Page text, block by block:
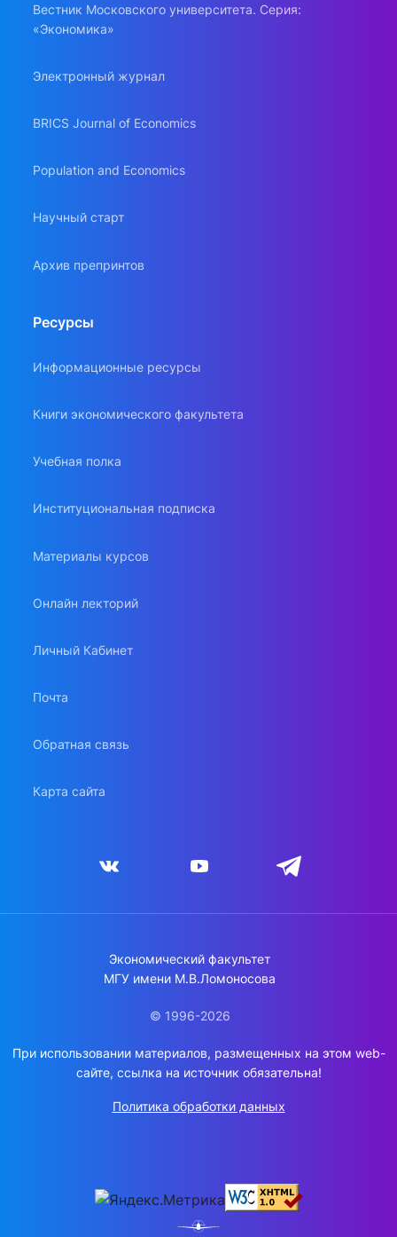
Вестник Московского университета. Серия:
«Экономика»
Электронный журнал
BRICS Journal of Economics
Population and Economics
Научный старт
Архив препринтов
Ресурсы
Информационные ресурсы
Книги экономического факультета
Учебная полка
Институциональная подписка
Материалы курсов
Онлайн лекторий
Личный Кабинет
Почта
Обратная связь
Карта сайта
Экономический факультет
МГУ имени М.В.Ломоносова
© 1996-2026
При использовании материалов, размещенных на этом web-
сайте, ссылка на источник обязательна!
Политика обработки данных